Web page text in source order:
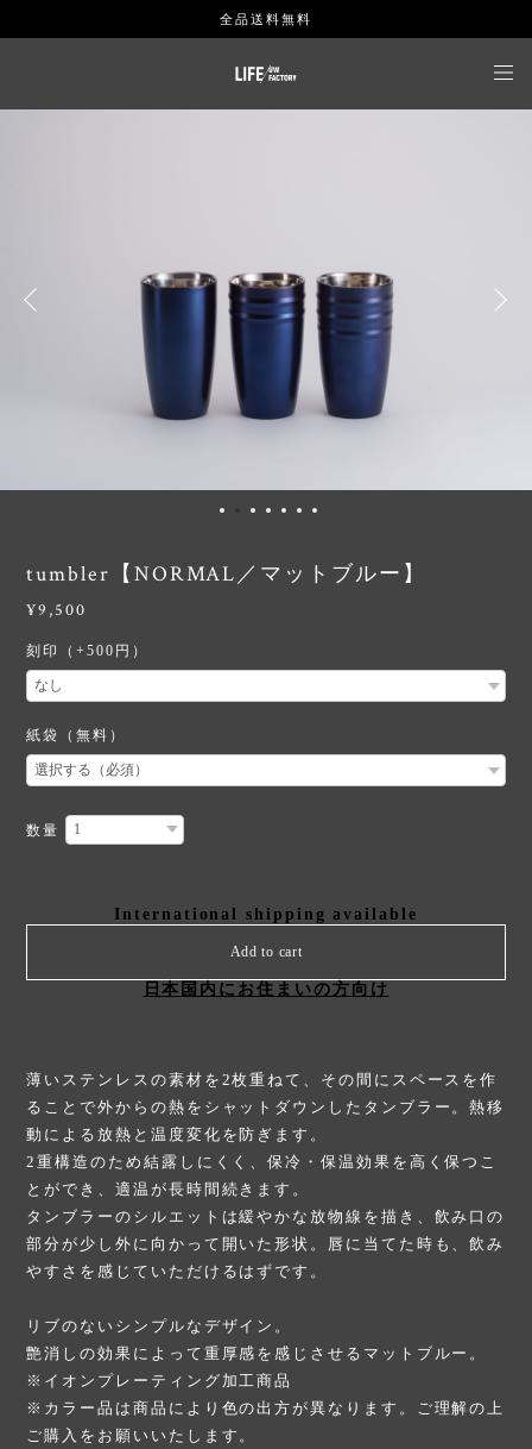
全品送料無料
tumbler【NORMAL／マットブルー】
¥9,500
刻印（+500円）
紙袋（無料）
数量
International shipping available
Add to cart
日本国内にお住まいの方向け
薄いステンレスの素材を2枚重ねて、その間にスペースを作
ることで外からの熱をシャットダウンしたタンブラー。熱移
動による放熱と温度変化を防ぎます。
2重構造のため結露しにくく、保冷・保温効果を高く保つこ
とができ、適温が長時間続きます。
タンブラーのシルエットは緩やかな放物線を描き、飲み口の
部分が少し外に向かって開いた形状。唇に当てた時も、飲み
やすさを感じていただけるはずです。
リブのないシンプルなデザイン。
艶消しの効果によって重厚感を感じさせるマットブルー。
※イオンプレーティング加工商品
※カラー品は商品により色の出方が異なります。ご理解の上
ご購入をお願いいたします。